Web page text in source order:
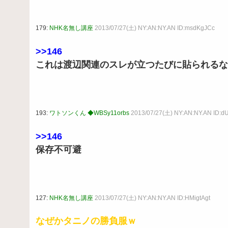
179: NHK名無し講座 2013/07/27(土) NY:AN:NY.AN ID:msdKgJCc
>>146
これは渡辺関連のスレが立つたびに貼られるな
193: ワトソンくん ◆WBSy11orbs 2013/07/27(土) NY:AN:NY.AN
>>146
保存不可避
127: NHK名無し講座 2013/07/27(土) NY:AN:NY.AN ID:HMigtAgt
なぜかタニノの勝負服ｗ